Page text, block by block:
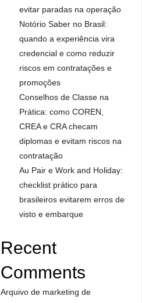
evitar paradas na operação
Notório Saber no Brasil:
quando a experiência vira
credencial e como reduzir
riscos em contratações e
promoções
Conselhos de Classe na
Prática: como COREN,
CREA e CRA checam
diplomas e evitam riscos na
contratação
Au Pair e Work and Holiday:
checklist prático para
brasileiros evitarem erros de
visto e embarque
Recent
Comments
Arquivo de marketing de